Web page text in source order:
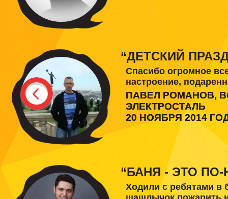
“ДЕТСКИЙ
Спасибо огромное
настроение,
ПАВЕЛ РОМАНОВ,
ЭЛЕКТРОСТАЛЬ
20 НОЯБРЯ 2014
“БАНЯ - ЭТО
Ходили с ребятами в